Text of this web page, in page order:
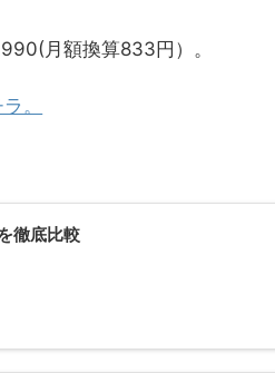
月額換算833円）。
。
徹底比較